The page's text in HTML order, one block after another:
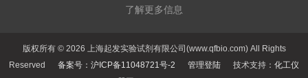
了解更多信息
版权所有 © 2026 上海起发实验试剂有限公司(www.qfbio.com) All Rights
Reserved 备案号：沪ICP备11048721号-2 管理登陆 技术支持： 化工仪